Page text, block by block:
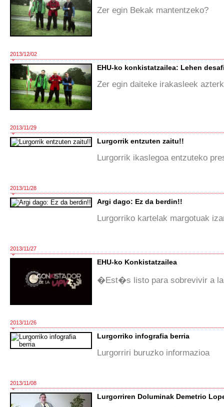
Zer egin Bekak mantentzeko?
2013/12/02
EHU-ko konkistatzailea: Lehen
Zer egin daiteke irakasleek
2013/11/29
Lurgorrik entzuten zaitu!!
Lurgorrik ikaslegoa entzuteko
2013/11/28
Argi dago: Ez da berdin!!
Lurgorriko kartelak margotuak
2013/11/27
EHU-ko Konkistatzailea
�Est�s listo para sobrevivir a la
2013/11/26
Lurgorriko infografia berria
Lurgorriri buruzko informazioa
2013/11/08
Lurgorriren Doluminak Demetrio